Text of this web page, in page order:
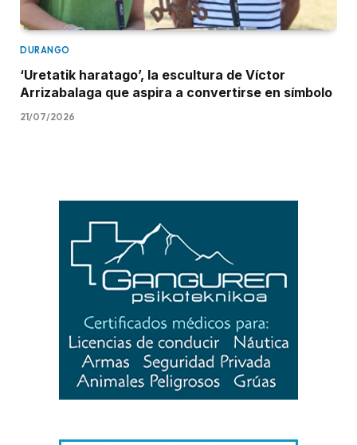
DURANGO
‘Uretatik haratago’, la escultura de Víctor
Arrizabalaga que aspira a convertirse en símbolo
21/07/2026